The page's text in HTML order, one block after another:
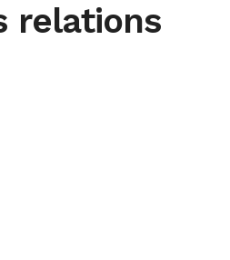
relations